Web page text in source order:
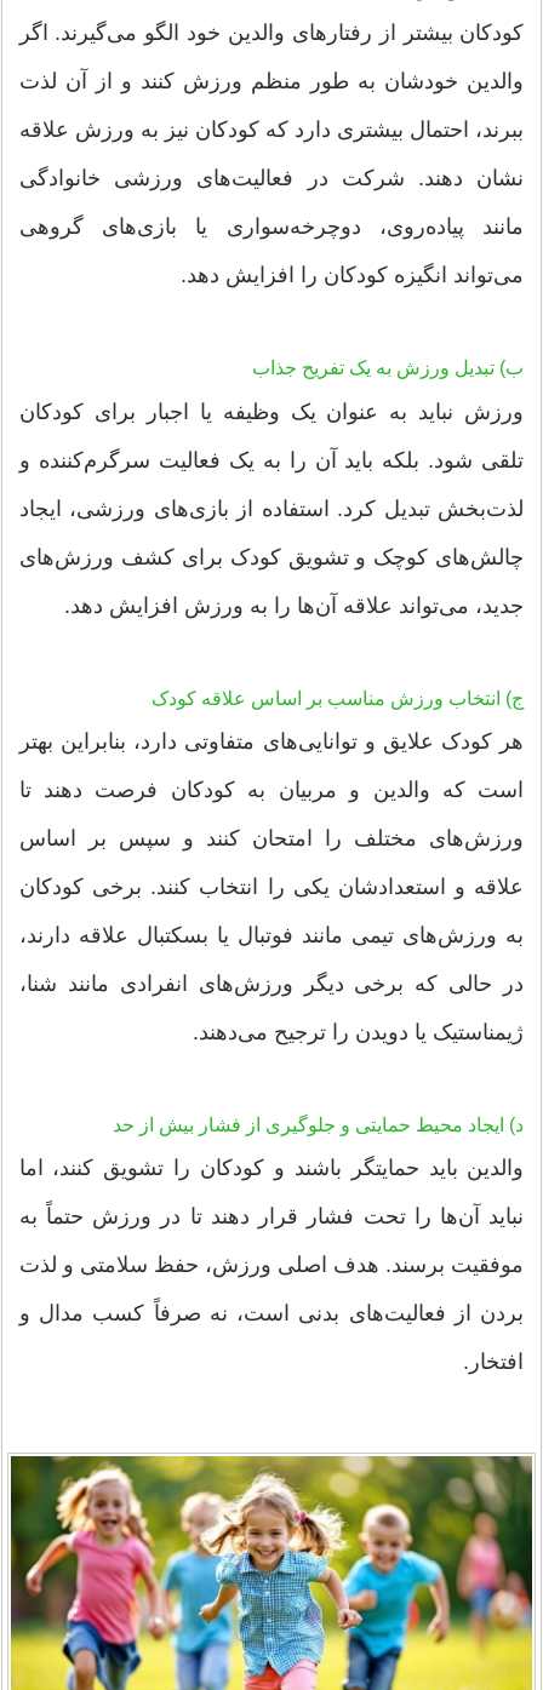
کودکان بیشتر از رفتارهای والدین خود الگو می‌گیرند. اگر
والدین خودشان به طور منظم ورزش کنند و از آن لذت
ببرند، احتمال بیشتری دارد که کودکان نیز به ورزش علاقه
نشان دهند. شرکت در فعالیت‌های ورزشی خانوادگی
مانند پیاده‌روی، دوچرخه‌سواری یا بازی‌های گروهی
می‌تواند انگیزه کودکان را افزایش دهد.
ب) تبدیل ورزش به یک تفریح جذاب
ورزش نباید به عنوان یک وظیفه یا اجبار برای کودکان
تلقی شود. بلکه باید آن را به یک فعالیت سرگرم‌کننده و
لذت‌بخش تبدیل کرد. استفاده از بازی‌های ورزشی، ایجاد
چالش‌های کوچک و تشویق کودک برای کشف ورزش‌های
جدید، می‌تواند علاقه آن‌ها را به ورزش افزایش دهد.
ج) انتخاب ورزش مناسب بر اساس علاقه کودک
هر کودک علایق و توانایی‌های متفاوتی دارد، بنابراین بهتر
است که والدین و مربیان به کودکان فرصت دهند تا
ورزش‌های مختلف را امتحان کنند و سپس بر اساس
علاقه و استعدادشان یکی را انتخاب کنند. برخی کودکان
به ورزش‌های تیمی مانند فوتبال یا بسکتبال علاقه دارند،
در حالی که برخی دیگر ورزش‌های انفرادی مانند شنا،
ژیمناستیک یا دویدن را ترجیح می‌دهند.
د) ایجاد محیط حمایتی و جلوگیری از فشار بیش از حد
والدین باید حمایتگر باشند و کودکان را تشویق کنند، اما
نباید آن‌ها را تحت فشار قرار دهند تا در ورزش حتماً به
موفقیت برسند. هدف اصلی ورزش، حفظ سلامتی و لذت
بردن از فعالیت‌های بدنی است، نه صرفاً کسب مدال و
افتخار.